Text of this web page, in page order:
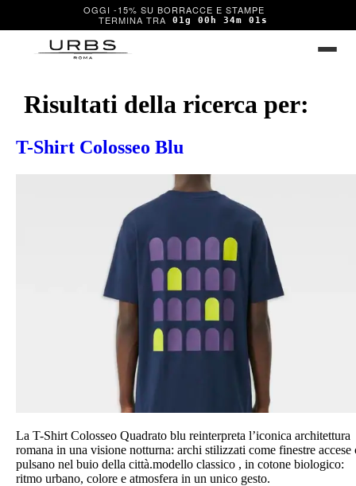
OGGI -15% SU BORRACCE E STAMPE
01g 00h 34m 00s
Risultati della ricerca per:
T-Shirt Colosseo Blu
La T-Shirt Colosseo Quadrato blu reinterpreta l’iconica architettura
romana in una visione notturna: archi stilizzati come finestre accese
pulsano nel buio della città.modello classico , in cotone biologico:
ritmo urbano, colore e atmosfera in un unico gesto.